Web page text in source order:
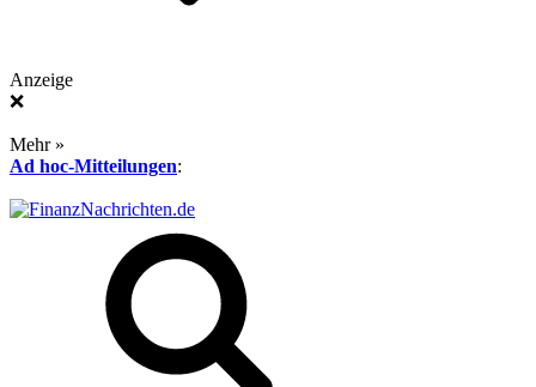
Anzeige
❌
Mehr »
Ad hoc-Mitteilungen: